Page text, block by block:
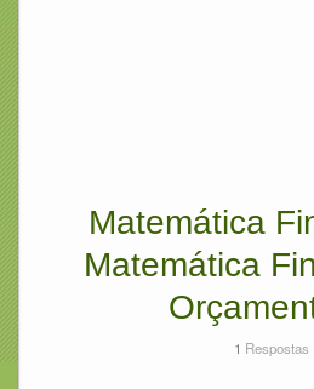
Matemática
Matemática
1 Respostas